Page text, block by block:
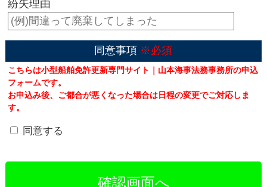
紛失理由
同意事項 ※必須
こちらは小型船舶免許更新専門サイト｜山本海事法務事務所の申込
フォームです。
お申込み後、ご都合が悪くなった場合は日程の変更でご対応しま
す。
同意する